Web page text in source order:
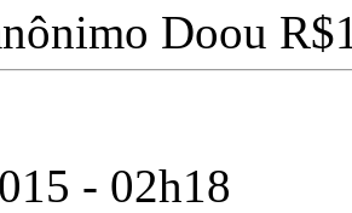
Doou
- 02h18